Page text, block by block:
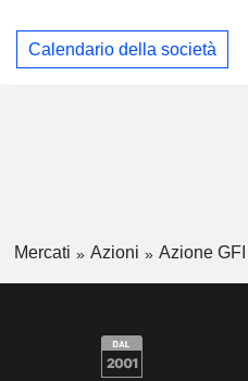
Calendario della società
Mercati Azioni Azione GFI